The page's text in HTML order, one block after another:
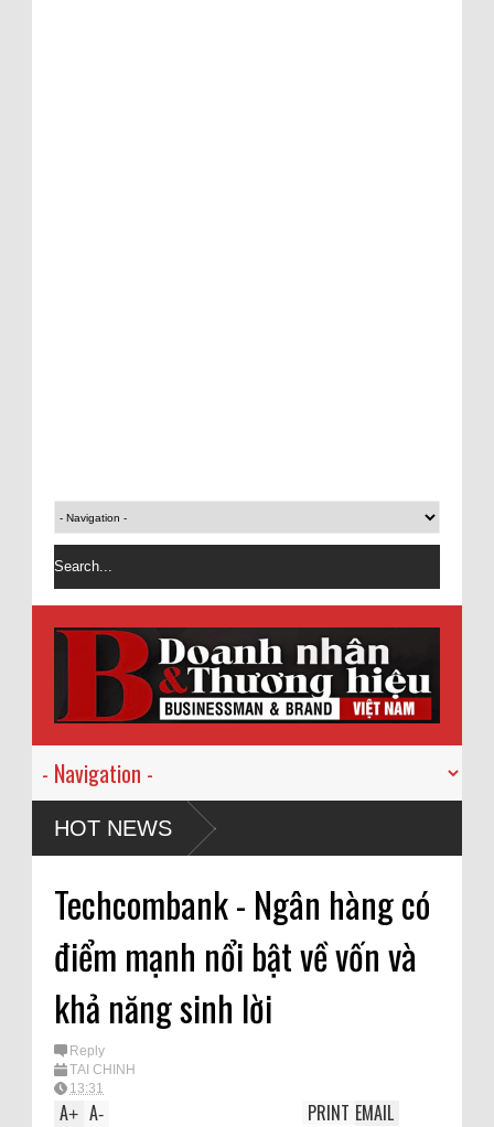
HOT NEWS
Techcombank - Ngân hàng có
điểm mạnh nổi bật về vốn và
khả năng sinh lời
Reply
TÀI CHÍNH
13:31
A+ A- EMAIL
PRINT